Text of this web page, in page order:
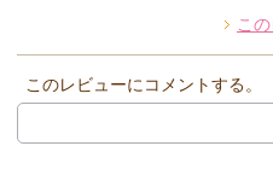
こ
このレビューにコメントする。